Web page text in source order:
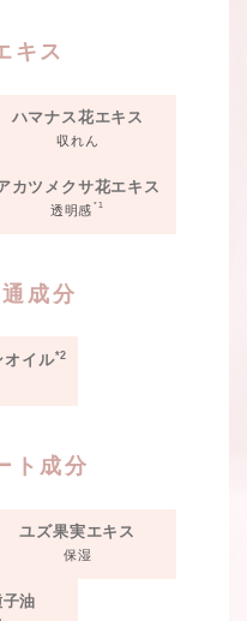
キス
ハマナス花エキス
収れん
カツメクサ花エキス
透明感 *1
成分
オイル*2
ト成分
ユズ果実エキス
保湿
油